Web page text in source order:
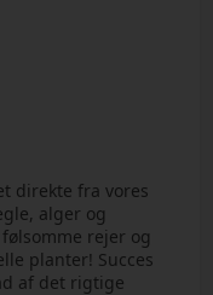
direkte fra vores
alger og
rejer og
planter! Succes
af det rigtige